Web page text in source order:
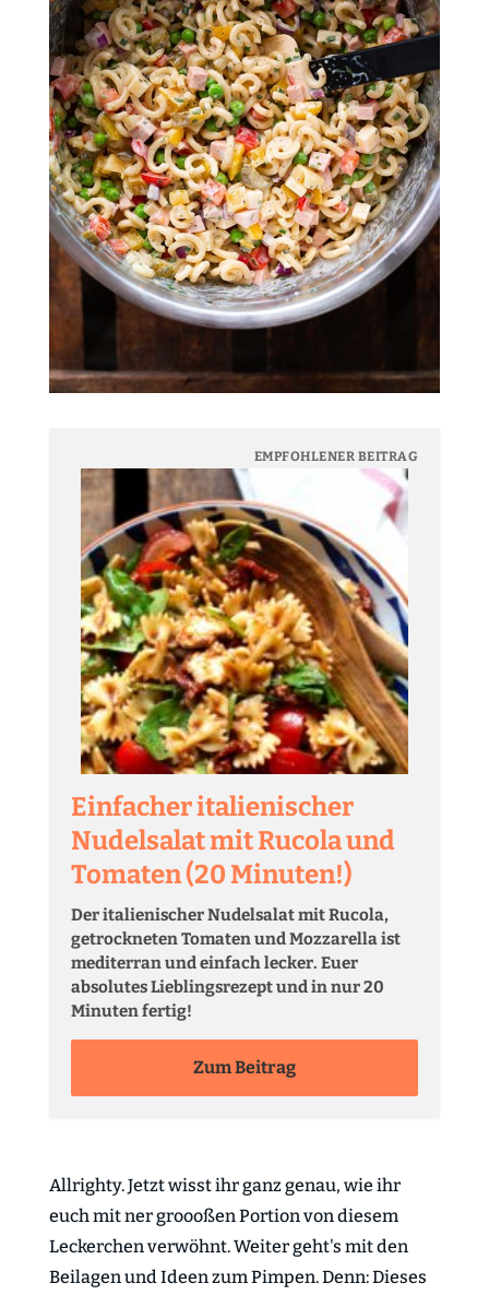
EMPFOHLENER BEITRAG
Einfacher italienischer
Nudelsalat mit Rucola und
Tomaten (20 Minuten!)
Der italienischer Nudelsalat mit Rucola,
getrockneten Tomaten und Mozzarella ist
mediterran und einfach lecker. Euer
absolutes Lieblingsrezept und in nur 20
Minuten fertig!
Zum Beitrag
Allrighty. Jetzt wisst ihr ganz genau, wie ihr
euch mit ner groooßen Portion von diesem
Leckerchen verwöhnt. Weiter geht's mit den
Beilagen und Ideen zum Pimpen. Denn: Dieses